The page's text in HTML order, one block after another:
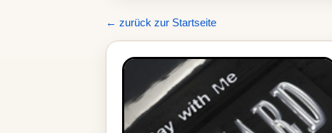
← zurück zur Startseite